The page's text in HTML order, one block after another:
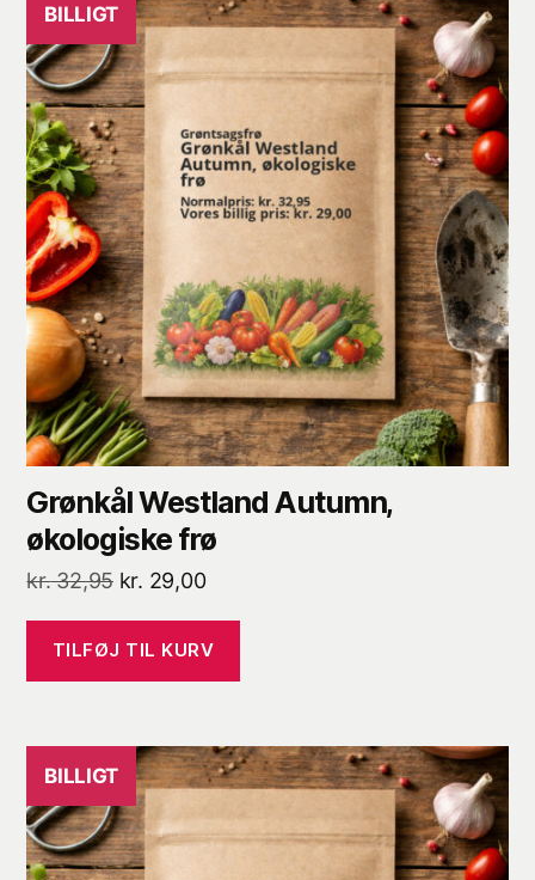
BILLIGT
Grønkål Westland Autumn,
økologiske frø
kr.32,95 Den
pris
var:
kr. 29,00Den
pris
er:
TILFØJ TIL KURV
BILLIGT